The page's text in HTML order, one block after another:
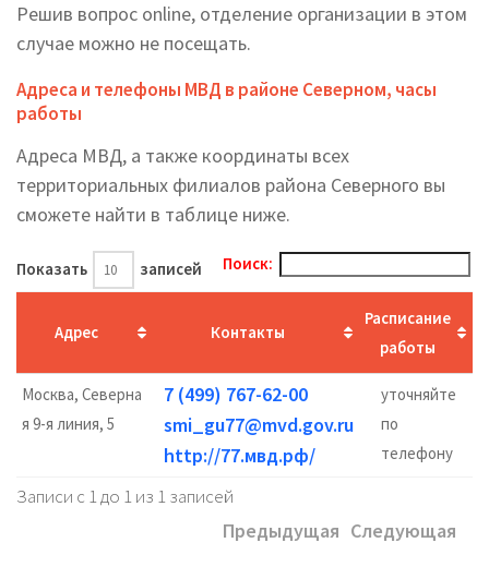
Решив вопрос online, отделение организации в этом
случае можно не посещать.
Адреса и телефоны МВД в районе Северном, часы
работы
Адреса МВД, а также координаты всех
территориальных филиалов района Северного вы
cможете найти в таблице ниже.
Показать записей Поиск:
Адрес Контакты
Расписание
работы
Москва, Северна
я 9-я линия, 5
7 (499) 767-62-00
smi_gu77@mvd.gov.ru
http://77.мвд.рф/
уточняйте
по
телефону
Записи с 1 до 1 из 1 записей
Предыдущая Следующая